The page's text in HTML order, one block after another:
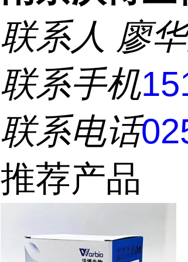
联系人 廖
联系手机
联系电话
推荐产品